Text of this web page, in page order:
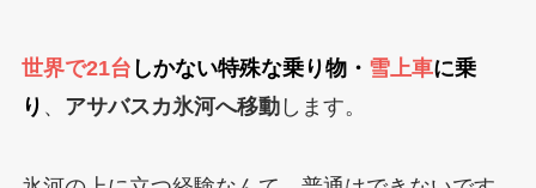
世界で21台 しかない特殊な乗り物・ 雪上車に乗
り 、 アサバスカ氷河へ移動します。